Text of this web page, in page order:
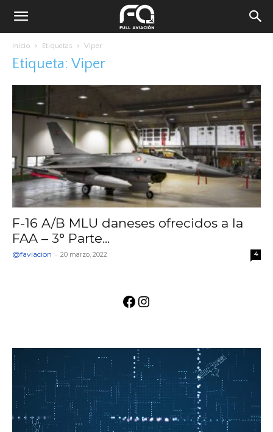
Inicio Etiquetas Viper
Etiqueta: Viper
F-16 A/B MLU daneses ofrecidos a la
FAA – 3° Parte...
@faviacion - 20 marzo, 2022 4
Facebook
Instagram